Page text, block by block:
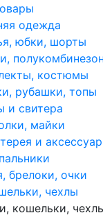
одежда
юбки, шорты
костюмы
рубашки, топы
и свитера
майки
и
брелоки, очки
чехлы
кошельки,